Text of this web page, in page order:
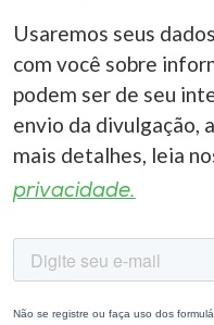
Usaremos seus
com você sobre
podem ser de seu
envio da divulgação,
mais detalhes, leia
privacidade.